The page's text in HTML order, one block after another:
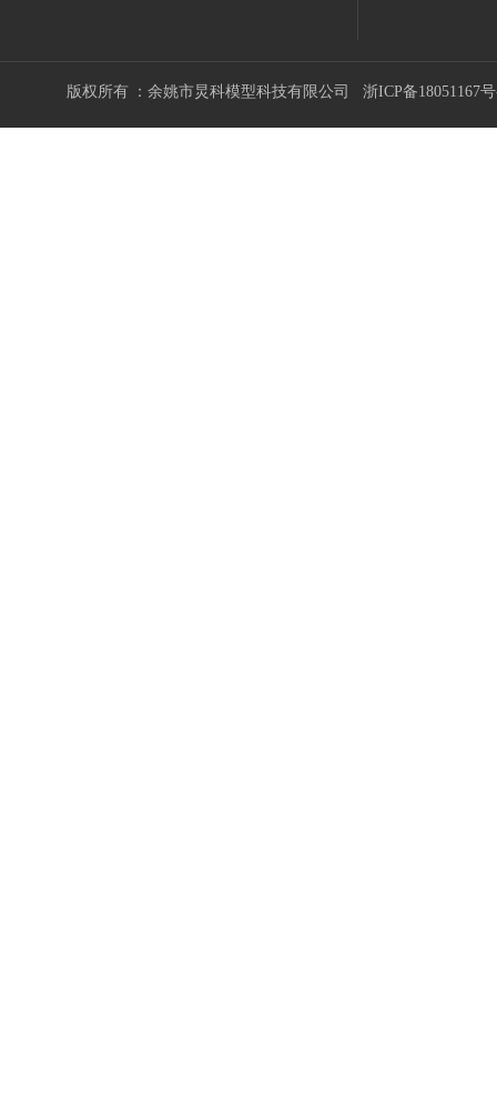
版权所有 ：余姚市炅科模型科技有限公司 浙ICP备18051167